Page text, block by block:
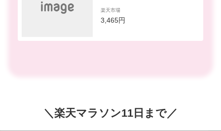
ENBT 流しそうめん器 おしゃれ
電動 素麺 人気 ギフト ファミリ
楽天市場
3,465円
＼楽天マラソン11日まで／